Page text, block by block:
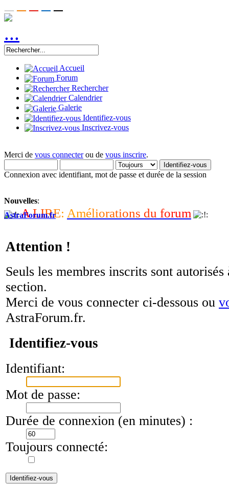
Accueil
Forum
Rechercher
Calendrier
Galerie
Identifiez-vous
Inscrivez-vous
Merci de vous connecterou de vous inscrire.
Connexion avec identifiant, mot de passe et durée de la session
Nouvelles:
A LIRE: Améliorations du forum
AstraForum.fr
Attention !
Seuls les membres inscrits sont autorisés
section.
Merci de vous connecter ci-dessous ou
AstraForum.fr.
Identifiez-vous
Identifiant:
Mot de passe:
Durée de connexion (en minutes) :
Toujours connecté: